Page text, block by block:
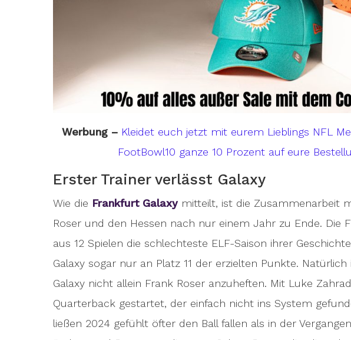
Werbung – Kleidet euch jetzt mit eurem Lieblings NFL
FootBowl10 ganze 10 Prozent auf eure
Erster Trainer verlässt Galaxy
Wie die Frankfurt Galaxymitteilt, ist die Zusammenarbeit
Roser und den Hessen nach nur einem Jahr zu Ende. Die
aus 12 Spielen die schlechteste ELF-Saison ihrer
Galaxy sogar nur an Platz 11 der erzielten Punkte.
Galaxy nicht allein Frank Roser anzuheften. Mit Luke
Quarterback gestartet, der einfach nicht ins System
ließen 2024 gefühlt öfter den Ball fallen als in der